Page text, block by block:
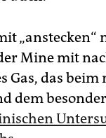
Mine mit
Gas, das
dem